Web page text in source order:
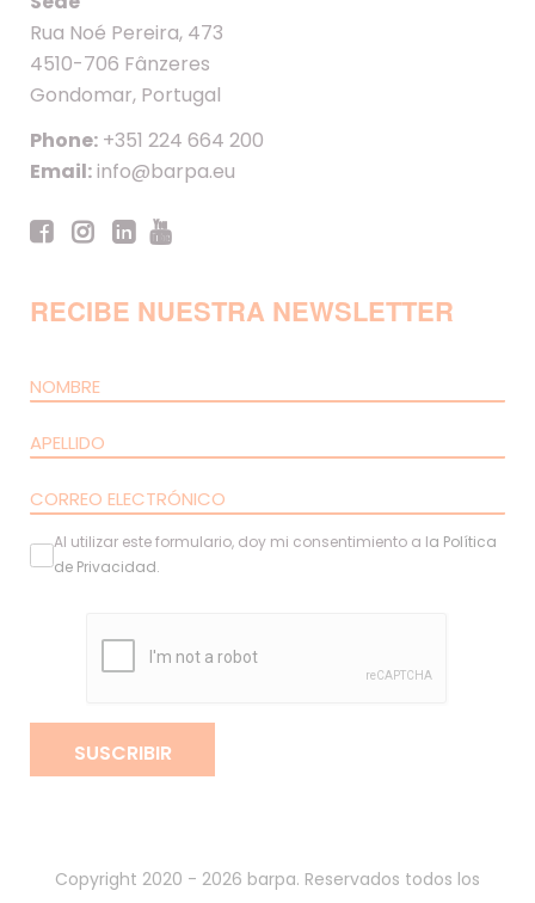
Rua Noé Pereira, 473
4510-706 Fânzeres
Gondomar, Portugal
Phone: +351 224 664 200
Email:info@barpa.eu
RECIBE NUESTRA NEWSLETTER
Al utilizar este formulario, doy mi consentimiento a la Política
de Privacidad.
SUSCRIBIR
Copyright 2020 - 2026 barpa. Reservados todos los